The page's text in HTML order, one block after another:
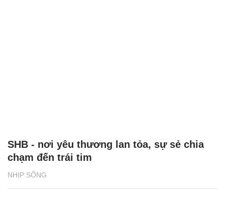
NHỊP SỐNG
SHB - nơi yêu thương lan tỏa, sự sẻ chia
chạm đến trái tim